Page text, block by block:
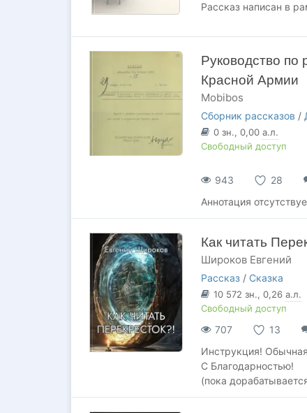
Рассказ написан в
Руководство по
Красной Армии
Mobibos
Сборник рассказов /
0 зн., 0,00 а.л.
Свободный доступ
943 28
Аннотация
Как читать
Широков Евгений
Рассказ / Сказка
10 572 зн., 0,26 а.л.
Свободный доступ
707 13
Инструкция!
С Благодарностью!
(пока